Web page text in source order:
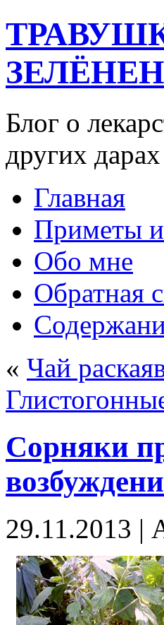
Блог о
других
Главная
Приметы и
Обо мне
Обратная
« Чай
Сорняки
29.11.2013 |